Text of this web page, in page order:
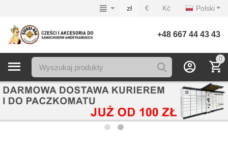
Polski
zł € Kć
+48 667 44 43 43
0